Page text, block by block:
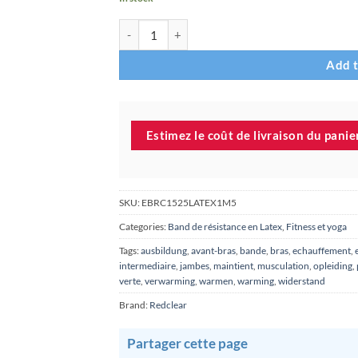
Add
Estimez le coût de livraison du
SKU: EBRC1525LATEX1M5
Categories: Band de résistance en Latex, Fitness et yoga
Tags:ausbildung, avant-bras, bande, bras, echauffement,
intermediaire, jambes, maintient, musculation, opleiding,
verte, verwarming, warmen, warming, widerstand
Brand: Redclear
Partager cette page